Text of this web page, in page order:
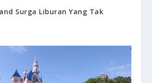
Surga Liburan Yang Tak